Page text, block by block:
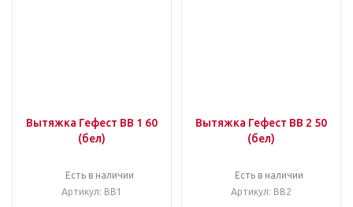
Вытяжка Гефест ВВ 1 60
(бел)
Есть в наличии
Артикул: ВВ1
Вытяжка Гефест ВВ 2 50
(бел)
Есть в наличии
Артикул: ВВ2